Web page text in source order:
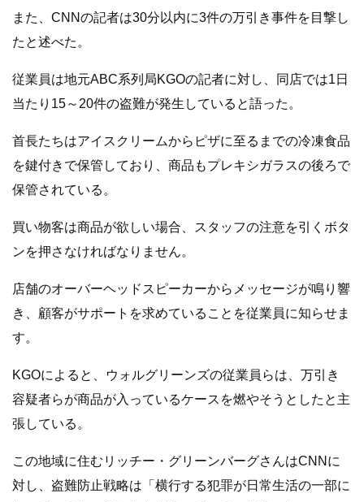
また、CNNの記者は30分以内に3件の万引き事件を目撃し
たと述べた。
従業員は地元ABC系列局KGOの記者に対し、同店では1日
当たり15～20件の盗難が発生していると語った。
首長たちはアイスクリームからピザに至るまでの冷凍食品
を鍵付きで保管しており、商品もプレキシガラスの後ろで
保管されている。
買い物客は商品が欲しい場合、スタッフの注意を引くボタ
ンを押さなければなりません。
店舗のオーバーヘッドスピーカーからメッセージが鳴り響
き、顧客がサポートを求めていることを従業員に知らせま
す。
KGOによると、ウォルグリーンズの従業員らは、万引き
容疑者らが商品が入っているケースを燃やそうとしたと主
張している。
この地域に住むリッチー・グリーンバーグさんはCNNに
対し、盗難防止戦略は「横行する犯罪が日常生活の一部に